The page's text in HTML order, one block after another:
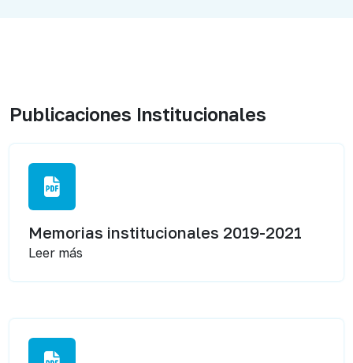
Publicaciones Institucionales
Memorias institucionales 2019-2021
Leer más